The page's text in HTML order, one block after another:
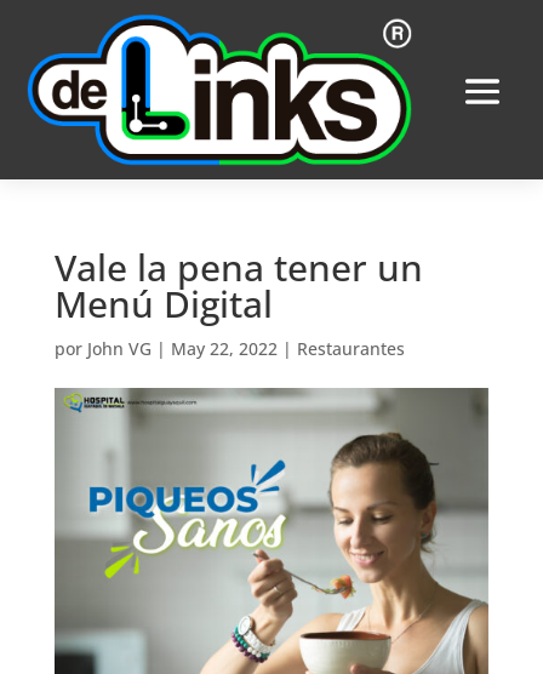
Vale la pena tener un
Menú Digital
por John VG | May 22, 2022| Restaurantes